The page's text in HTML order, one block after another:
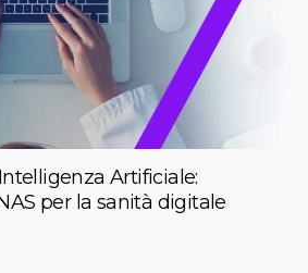
Artificiale:
per la sanità digitale